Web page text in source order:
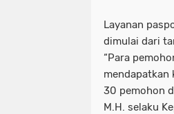
Layanan
dimulai dari
“Para
30 pemohon
M.H. selaku